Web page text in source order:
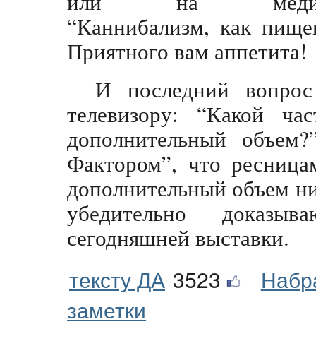
“Каннибализм, как
Приятного вам аппетита!
И последний
телевизору: “Какой
дополнительный
Фактором”, что
дополнительный объем
убедительно
сегодняшней выставки.
тексту ДА 3523
заметки